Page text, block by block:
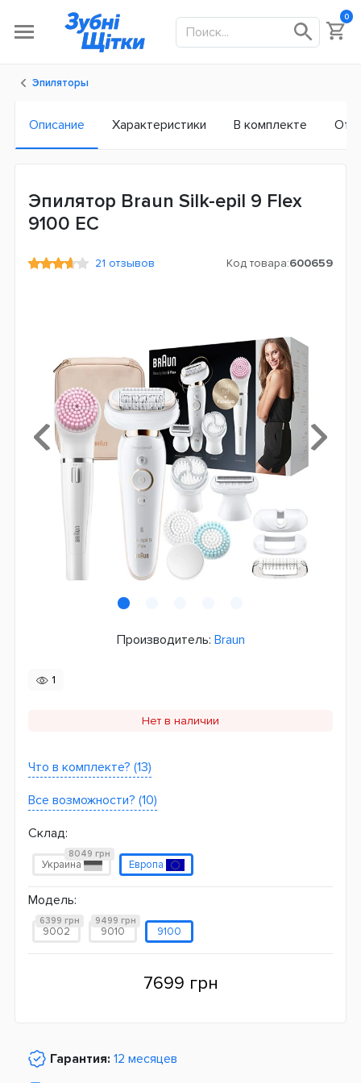
0
Эпиляторы
Описание Характеристики В комплекте
Эпилятор Braun Silk-epil 9 Flex
9100 ЕС
21 отзывов Код товара:600659
Производитель: Braun
1
Нет в наличии
Что в комплекте? (13)
Все возможности? (10)
Склад:
Украина
8049 грн
Европа
Модель:
9002
6399 грн
9010
9499 грн
9100
7699 грн
Гарантия: 12 месяцев